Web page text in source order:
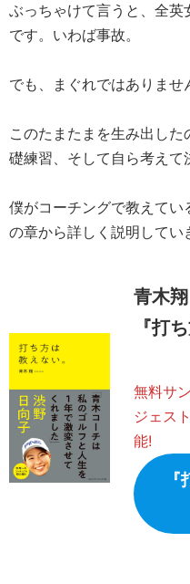
ぶっちゃけて言うと、全英
です。いわば事故。
でも、まぐれではありませ
このたまたまを生み出し
礎練習、そして自ら考えて
僕がコーチングで教えて
の章から詳しく説明してい
青木翔
『打
無料サ
ジェス
能!